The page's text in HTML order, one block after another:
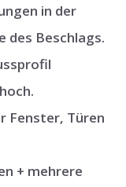
in der
des Beschlags.
Fenster, Türen
+ mehrere